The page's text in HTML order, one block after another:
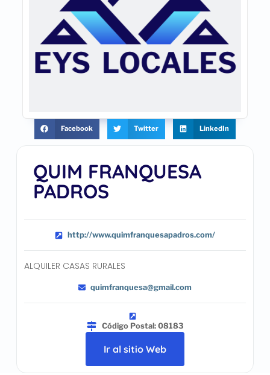
QUIM FRANQUESA
PADROS
http://www.quimfranquesapadros.com/
ALQUILER CASAS RURALES
quimfranquesa@gmail.com
Código Postal: 08183
Ir al sitio Web
Facebook Twitter LinkedIn